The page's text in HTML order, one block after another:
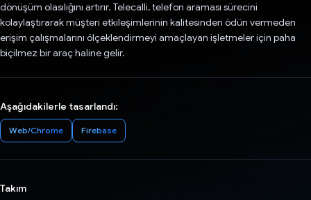
dönüşüm olasılığını artırır. Telecalli, telefon araması sürecini
kolaylaştırarak müşteri etkileşimlerinin kalitesinden ödün vermeden
erişim çalışmalarını ölçeklendirmeyi amaçlayan işletmeler için paha
biçilmez bir araç haline gelir.
Aşağıdakilerle tasarlandı:
Web/Chrome Firebase
Takım